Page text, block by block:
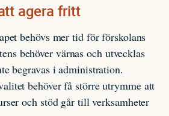
agera fritt
behövs mer tid för förskolans
behöver värnas och utvecklas
begravas i administration.
behöver få större utrymme att
och stöd går till verksamheter